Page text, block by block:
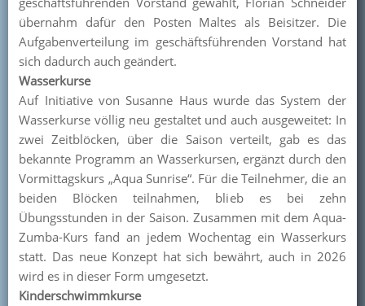
übernahm dafür den Posten Maltes als Beisitzer. Die
Aufgabenverteilung im geschäftsführenden Vorstand hat
sich dadurch auch geändert.
Wasserkurse
Auf Initiative von Susanne Haus wurde das System der
Wasserkurse völlig neu gestaltet und auch ausgeweitet: In
zwei Zeitblöcken, über die Saison verteilt, gab es das
bekannte Programm an Wasserkursen, ergänzt durch den
Vormittagskurs „Aqua Sunrise“. Für die Teilnehmer, die an
beiden Blöcken teilnahmen, blieb es bei zehn
Übungsstunden in der Saison. Zusammen mit dem Aqua-
Zumba-Kurs fand an jedem Wochentag ein Wasserkurs
statt. Das neue Konzept hat sich bewährt, auch in 2026
wird es in dieser Form umgesetzt.
Kinderschwimmkurse